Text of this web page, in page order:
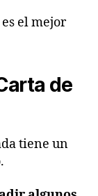
el mejor
de
tiene un